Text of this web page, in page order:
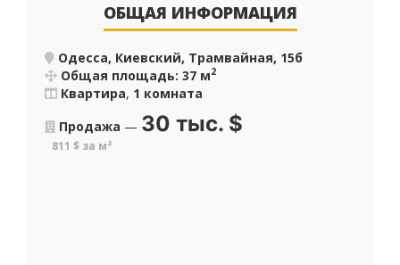
ОБЩАЯ ИНФОРМАЦИЯ
Одесса, Киевский, Трамвайная, 15б
Общая площадь: 37 м2
Квартира, 1 комната
Продажа — 30 тыс. $
811 $ за м²